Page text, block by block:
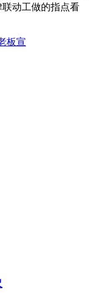
动工做的指点看
板宣